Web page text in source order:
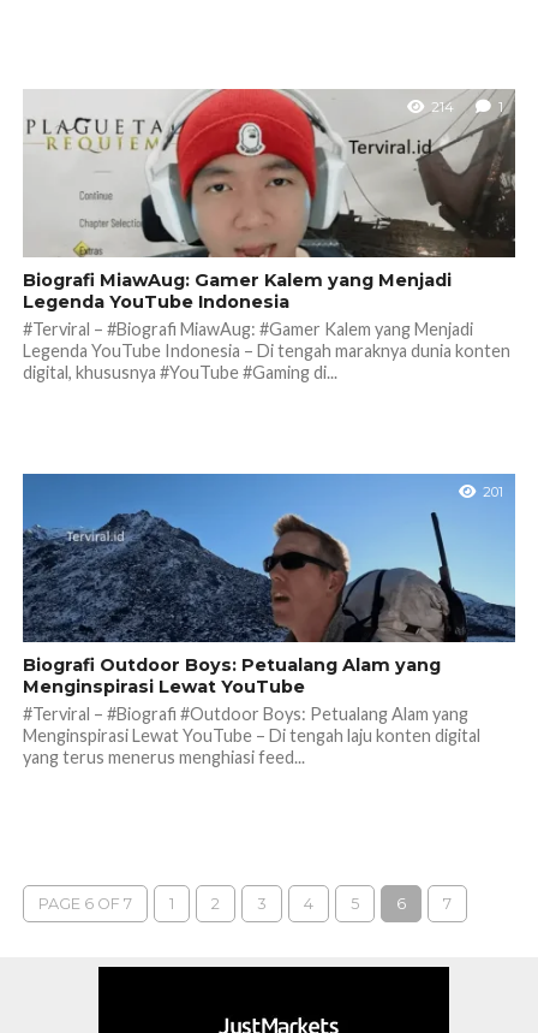
214 1
Biografi MiawAug: Gamer Kalem yang Menjadi
Legenda YouTube Indonesia
#Terviral – #Biografi MiawAug: #Gamer Kalem yang Menjadi
Legenda YouTube Indonesia – Di tengah maraknya dunia konten
digital, khususnya #YouTube #Gaming di...
201
Biografi Outdoor Boys: Petualang Alam yang
Menginspirasi Lewat YouTube
#Terviral – #Biografi #Outdoor Boys: Petualang Alam yang
Menginspirasi Lewat YouTube – Di tengah laju konten digital
yang terus menerus menghiasi feed...
PAGE 6 OF 7 1 2 3 4 5 6 7